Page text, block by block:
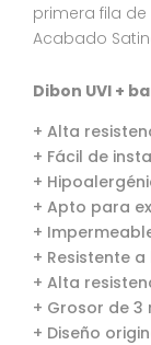
primera fila
Acabado
Dibon UVI +
+ Alta
+ Fácil de
+
+ Apto para
+
+ Resistente
+ Alta
+ Grosor de 3
+ Diseño